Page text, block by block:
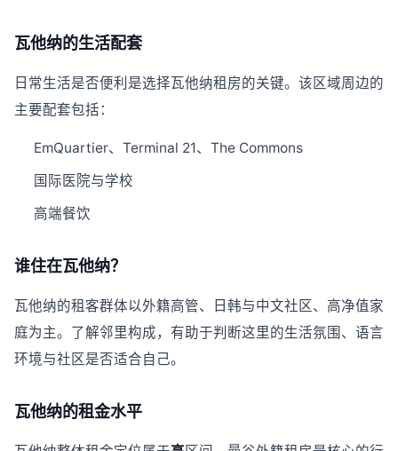
瓦他纳的生活配套
日常生活是否便利是选择瓦他纳租房的关键。该区域周边的
主要配套包括：
EmQuartier、Terminal 21、The Commons
国际医院与学校
高端餐饮
谁住在瓦他纳？
瓦他纳的租客群体以外籍高管、日韩与中文社区、高净值家
庭为主。了解邻里构成，有助于判断这里的生活氛围、语言
环境与社区是否适合自己。
瓦他纳的租金水平